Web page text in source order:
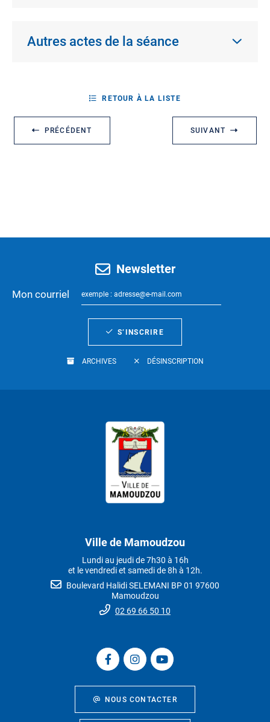
Autres actes de la séance
PRÉCÉDENT
RETOUR À LA LISTE
SUIVANT
Newsletter
Mon courriel
S’INSCRIRE
ARCHIVES DÉSINSCRIPTION
Ville de Mamoudzou
Lundi au jeudi de 7h30 à 16h
et le vendredi et samedi de 8h à 12h.
Boulevard Halidi SELEMANI BP 01 97600
Mamoudzou
02 69 66 50 10
NOUS CONTACTER